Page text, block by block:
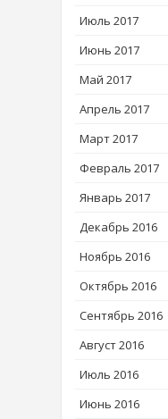
Июль 2017
Июнь 2017
Май 2017
Апрель 2017
Март 2017
Февраль 2017
Январь 2017
Декабрь 2016
Ноябрь 2016
Октябрь 2016
Сентябрь 2016
Август 2016
Июль 2016
Июнь 2016